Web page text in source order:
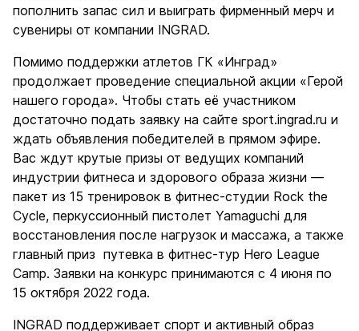
пополнить запас сил и выиграть фирменный мерч и
сувениры от компании INGRAD.
Помимо поддержки атлетов ГК «Инград»
продолжает проведение специальной акции «Герой
нашего города». Чтобы стать её участником
достаточно подать заявку на сайте sport.ingrad.ru и
ждать объявления победителей в прямом эфире.
Вас ждут крутые призы от ведущих компаний
индустрии фитнеса и здорового образа жизни —
пакет из 15 тренировок в фитнес-студии Rock the
Cycle, перкуссионный пистолет Yamaguchi для
восстановления после нагрузок и массажа, а также
главный приз путевка в фитнес-тур Hero League
Camp. Заявки на конкурс принимаются с 4 июня по
15 октября 2022 года.
INGRAD поддерживает спорт и активный образ